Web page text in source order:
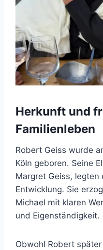
Herkunft und
Familienleben
Robert Geiss wurde
Köln geboren. Seine
Margret Geiss,
Entwicklung. Sie
Michael mit klaren
und Eigenständigkeit.
Obwohl Robert